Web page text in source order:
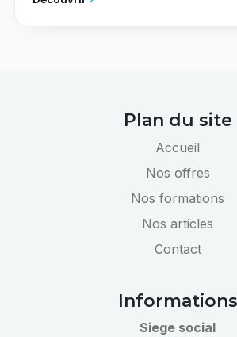
Plan du site
Accueil
Nos offres
Nos formations
Nos articles
Contact
Informations
Siege social